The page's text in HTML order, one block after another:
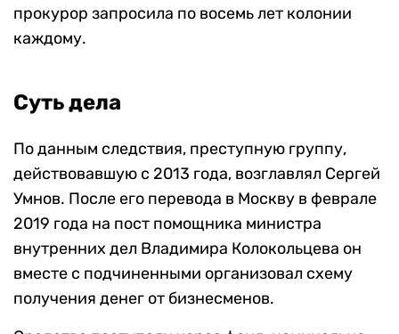
прокурор запросила по восемь лет колонии
каждому.
Суть дела
По данным следствия, преступную группу,
действовавшую с 2013 года, возглавлял Сергей
Умнов. После его перевода в Москву в феврале
2019 года на пост помощника министра
внутренних дел Владимира Колокольцева он
вместе с подчиненными организовал схему
получения денег от бизнесменов.